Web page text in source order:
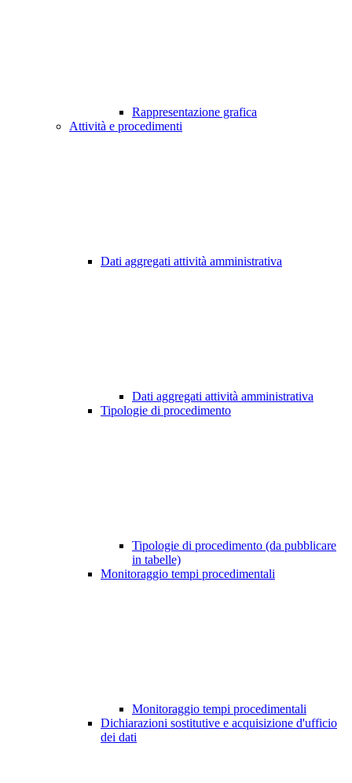
Rappresentazione grafica
Attività e procedimenti
Dati aggregati attività amministrativa
Dati aggregati attività amministrativa
Tipologie di procedimento
Tipologie di procedimento (da pubblicare
in tabelle)
Monitoraggio tempi procedimentali
Monitoraggio tempi procedimentali
Dichiarazioni sostitutive e acquisizione d'ufficio
dei dati